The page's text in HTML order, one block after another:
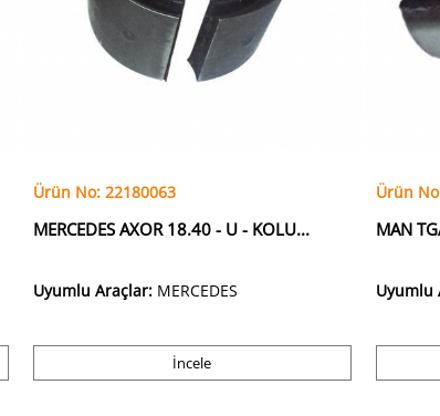
Ürün No: 22180063
MERCEDES AXOR 18.40 - U - KOLU...
Uyumlu Araçlar: MERCEDES
İncele
Ürün
MAN